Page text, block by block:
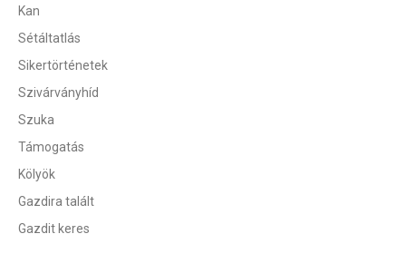
Kan
Sétáltatlás
Sikertörténetek
Szivárványhíd
Szuka
Támogatás
Kölyök
Gazdira talált
Gazdit keres